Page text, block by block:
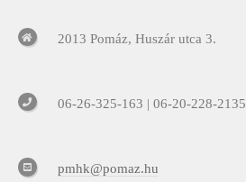
2013 Pomáz, Huszár utca 3.
06-26-325-163 | 06-20-228-2135
pmhk@pomaz.hu